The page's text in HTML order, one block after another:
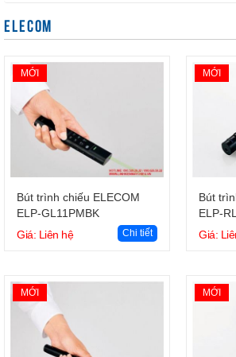
ELECOM
MỚI
Giỏ hàng
Bút trình chiếu ELECOM
ELP-GL11PMBK
Giá: Liên hệ
Chi tiết
MỚI
Bút
ELP-
Giá:
MỚI MỚI